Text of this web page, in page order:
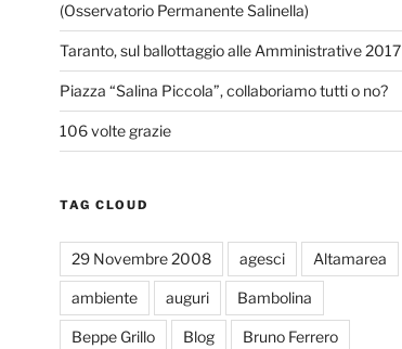
(Osservatorio Permanente Salinella)
Taranto, sul ballottaggio alle Amministrative 2017
Piazza “Salina Piccola”, collaboriamo tutti o no?
106 volte grazie
TAG CLOUD
29 Novembre 2008 agesci Altamarea
ambiente auguri Bambolina
Beppe Grillo Blog Bruno Ferrero